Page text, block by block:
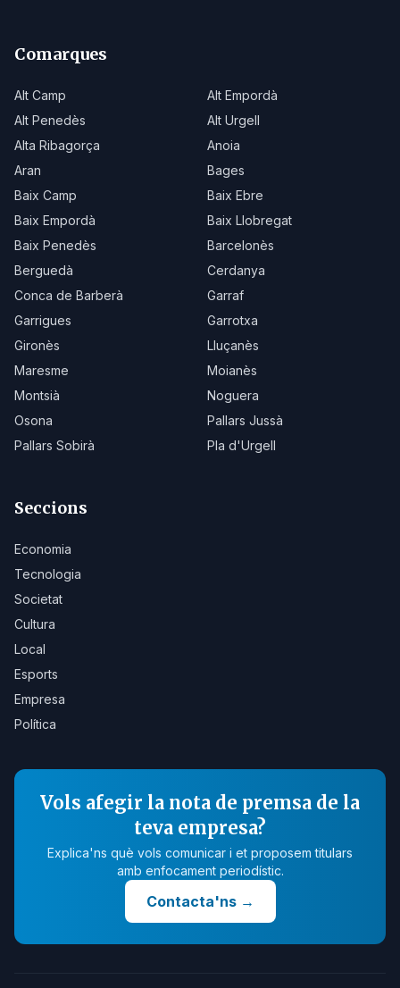
Comarques
Alt Camp
Alt Empordà
Alt Penedès
Alt Urgell
Alta Ribagorça
Anoia
Aran
Bages
Baix Camp
Baix Ebre
Baix Empordà
Baix Llobregat
Baix Penedès
Barcelonès
Berguedà
Cerdanya
Conca de Barberà
Garraf
Garrigues
Garrotxa
Gironès
Lluçanès
Maresme
Moianès
Montsià
Noguera
Osona
Pallars Jussà
Pallars Sobirà
Pla d'Urgell
Seccions
Economia
Tecnologia
Societat
Cultura
Local
Esports
Empresa
Política
Vols afegir la nota de premsa de la
teva empresa?
Explica'ns què vols comunicar i et proposem titulars
amb enfocament periodístic.
Contacta'ns→